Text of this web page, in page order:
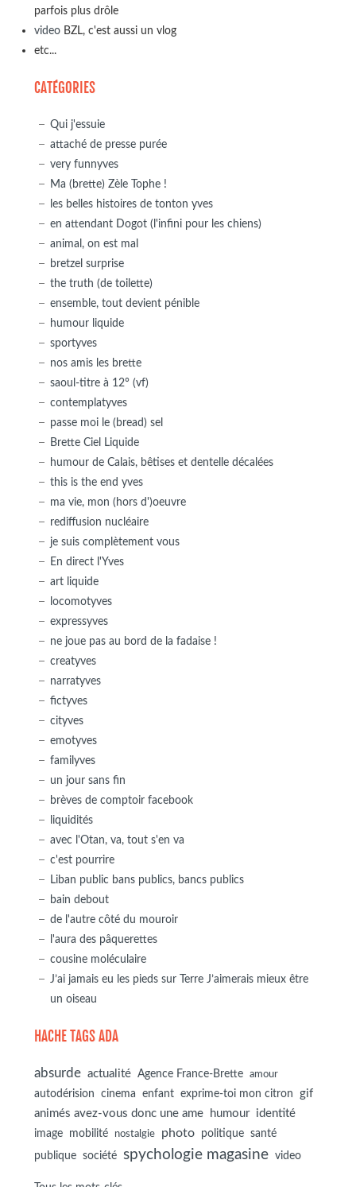
parfois plus drôle
videoBZL, c'est aussi un vlog
etc...
CATÉGORIES
Qui j'essuie
attaché de presse purée
very funnyves
Ma (brette) Zèle Tophe !
les belles histoires de tonton yves
en attendant Dogot (l'infini pour les chiens)
animal, on est mal
bretzel surprise
the truth (de toilette)
ensemble, tout devient pénible
humour liquide
sportyves
nos amis les brette
saoul-titre à 12° (vf)
contemplatyves
passe moi le (bread) sel
Brette Ciel Liquide
humour de Calais, bêtises et dentelle décalées
this is the end yves
ma vie, mon (hors d')oeuvre
rediffusion nucléaire
je suis complètement vous
En direct l'Yves
art liquide
locomotyves
expressyves
ne joue pas au bord de la fadaise !
creatyves
narratyves
fictyves
cityves
emotyves
familyves
un jour sans fin
brèves de comptoir facebook
liquidités
avec l'Otan, va, tout s'en va
c'est pourrire
Liban public bans publics, bancs publics
bain debout
de l'autre côté du mouroir
l'aura des pâquerettes
cousine moléculaire
J’ai jamais eu les pieds sur Terre J’aimerais mieux être
un oiseau
HACHE TAGS ADA
absurde actualité Agence France-Brette amour
autodérision cinema enfant exprime-toi mon citron
gif
animés avez-vous donc une ame
humour identité
image mobilité nostalgie photo politique
santé
publique
société spychologie magasine video